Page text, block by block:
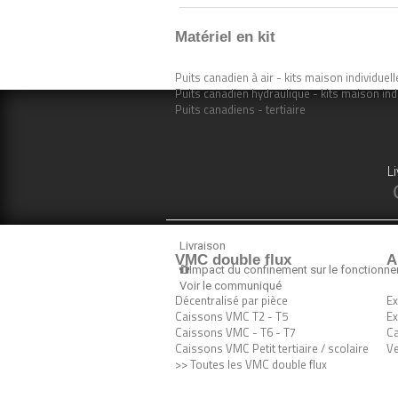
Matériel en kit
Puits canadien à air - kits maison
Puits canadien hydraulique - kits maison
Puits canadiens - tertiaire
VMC double flux
Décentralisé par pièce
Caissons VMC T2 - T5
Caissons VMC - T6 - T7
Caissons VMC Petit tertiaire / scolaire
>> Toutes les VMC double flux
Livraison
Impact du confinement sur le
Voir le communiqué